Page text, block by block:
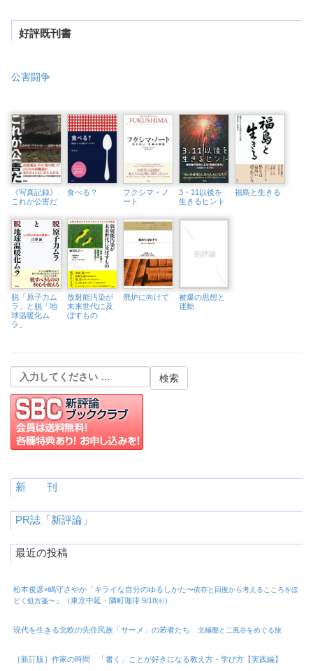
好評既刊書
公害闘争
《写真記録》
これが公害だ
食べる？
フクシマ・ノ
ート
3・11以後を
生きるヒント
福島と生きる
脱「原子力ム
ラ」と脱「地
球温暖化ム
ラ」
放射能汚染が
未来世代に及
ぼすもの
廃炉に向けて
被爆の思想と
運動
新 刊
PR誌「新評論」
最近の投稿
松本俊彦×嶋守さやか「キライな自分のゆるしかた〜依存と回復から考えるこころをほ
どく処方箋〜 」（東京中延・隣町珈琲 9/18㈮）
現代を生きる北欧の先住民族「サーメ」の若者たち 北極圏と二風谷をめぐる旅
［新訂版］作家の時間 「書く」ことが好きになる教え方・学び方【実践編】